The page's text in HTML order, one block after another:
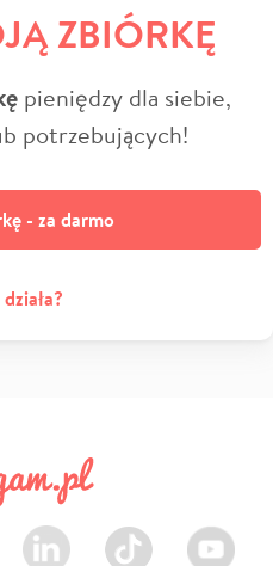
ZBIÓRKĘ
pieniędzy dla siebie,
potrzebujących!
- za darmo
LinkedIn TikTok Youtube